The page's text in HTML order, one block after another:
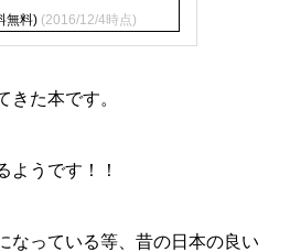
無料) (2016/12/4時点)
きた本です。
ようです！！
なっている等、昔の日本の良い